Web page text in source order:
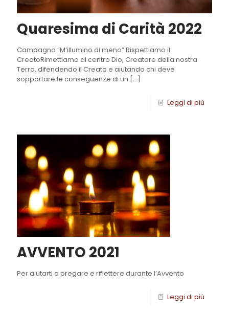
Quaresima di Carità 2022
Campagna “M’illumino di meno” Rispettiamo il
CreatoRimettiamo al centro Dio, Creatore della nostra
Terra, difendendo il Creato e aiutando chi deve
sopportare le conseguenze di un […]
Leggi di più
AVVENTO 2021
Per aiutarti a pregare e riflettere durante l’Avvento
Leggi di più